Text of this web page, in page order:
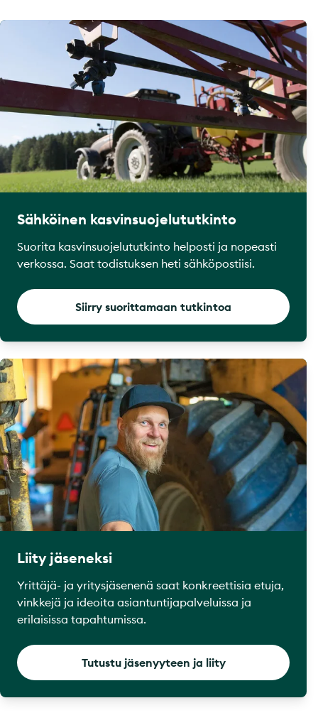
Sähköinen kasvinsuojelututkinto
Suorita kasvinsuojelututkinto helposti ja nopeasti
verkossa. Saat todistuksen heti sähköpostiisi.
Siirry suorittamaan tutkintoa
Liity jäseneksi
Yrittäjä- ja yritysjäsenenä saat konkreettisia etuja,
vinkkejä ja ideoita asiantuntijapalveluissa ja
erilaisissa tapahtumissa.
Tutustu jäsenyyteen ja liity